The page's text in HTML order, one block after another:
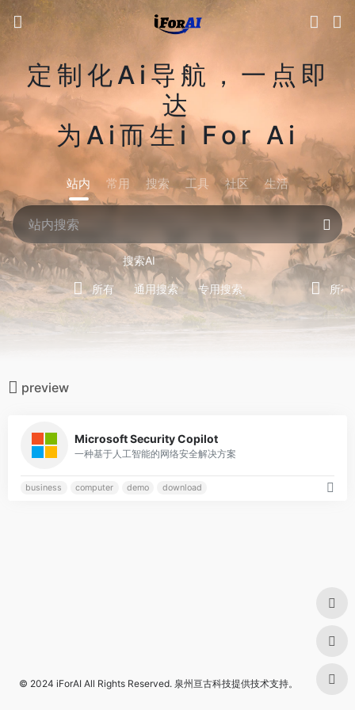
定制化Ai导航，一点即
达
为Ai而生i For Ai
站内 常用 搜索 工具 社区 生活
搜索AI
所有 通用搜索 专用搜索 所有
preview
Microsoft Security Copilot
一种基于人工智能的网络安全解决方案
business computer demo download
© 2024 iForAI All Rights Reserved. 泉州亘古科技提供技术支持。